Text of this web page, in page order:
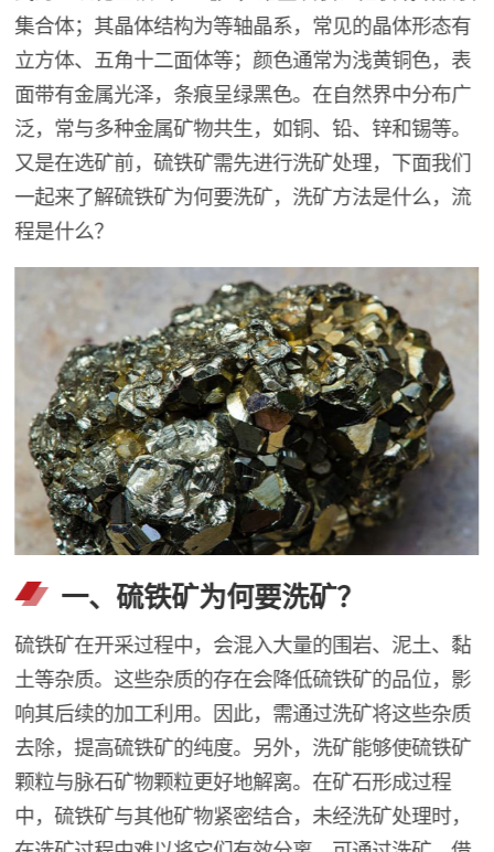
集合体；其晶体结构为等轴晶系，常见的晶体形态有
立方体、五角十二面体等；颜色通常为浅黄铜色，表
面带有金属光泽，条痕呈绿黑色。在自然界中分布广
泛，常与多种金属矿物共生，如铜、铅、锌和锡等。
又是在选矿前，硫铁矿需先进行洗矿处理，下面我们
一起来了解硫铁矿为何要洗矿，洗矿方法是什么，流
程是什么？
一、硫铁矿为何要洗矿？
硫铁矿在开采过程中，会混入大量的围岩、泥土、黏
土等杂质。这些杂质的存在会降低硫铁矿的品位，影
响其后续的加工利用。因此，需通过洗矿将这些杂质
去除，提高硫铁矿的纯度。另外，洗矿能够使硫铁矿
颗粒与脉石矿物颗粒更好地解离。在矿石形成过程
中，硫铁矿与其他矿物紧密结合，未经洗矿处理时，